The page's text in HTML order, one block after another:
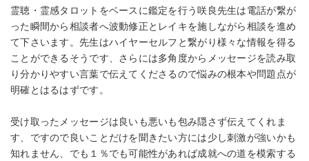
霊聴・霊感タロットをベースに鑑定を行う咲良先生は電話が繋が
った瞬間から相談者へ波動修正とレイキを施しながら相談を進め
て下さいます。先生はハイヤーセルフと繋がり様々な情報を得る
ことができるそうです、さらには多角度からメッセージを読み取
り分かりやすい言葉で伝えてくださるので悩みの根本や問題点が
明確とはるはずです。
受け取ったメッセージは良いも悪いも包み隠さず伝えてくれま
す、ですので良いことだけを聞きたい方には少し刺激が強いかも
知れません、でも１％でも可能性があれば成就への道を模索する